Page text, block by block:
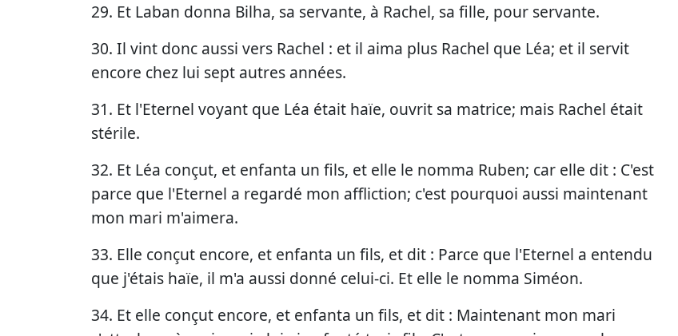
29. Et Laban donna Bilha, sa servante, à Rachel, sa fille, pour servante.
30. Il vint donc aussi vers Rachel : et il aima plus Rachel que Léa; et il servit
encore chez lui sept autres années.
31. Et l'Eternel voyant que Léa était haïe, ouvrit sa matrice; mais Rachel était
stérile.
32. Et Léa conçut, et enfanta un fils, et elle le nomma Ruben; car elle dit : C'est
parce que l'Eternel a regardé mon affliction; c'est pourquoi aussi maintenant
mon mari m'aimera.
33. Elle conçut encore, et enfanta un fils, et dit : Parce que l'Eternel a entendu
que j'étais haïe, il m'a aussi donné celui-ci. Et elle le nomma Siméon.
34. Et elle conçut encore, et enfanta un fils, et dit : Maintenant mon mari